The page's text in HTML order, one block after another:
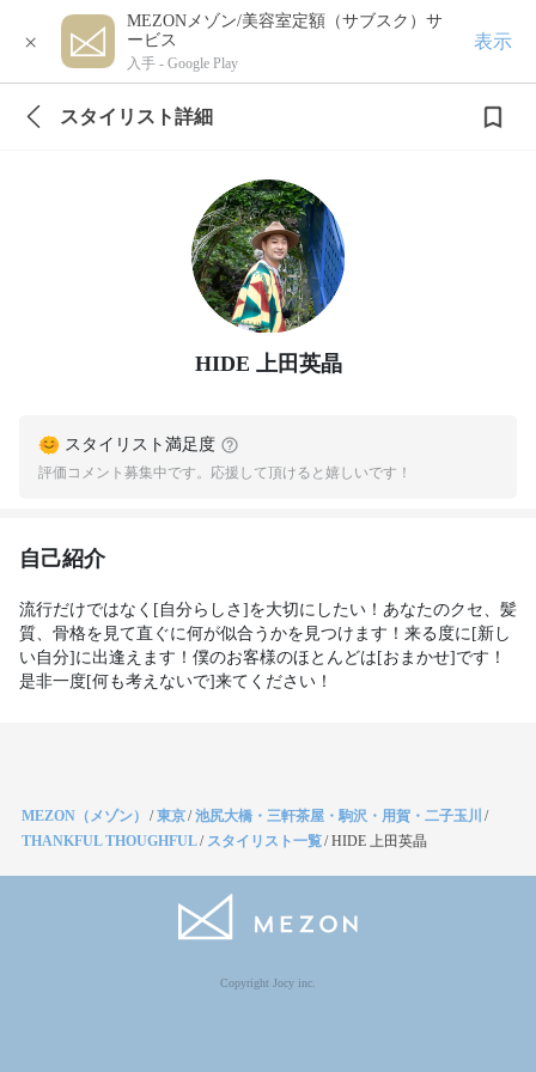
×
MEZONメゾン/美容室定額（サブスク）サ
ービス
入手 - Google Play
表示
スタイリスト詳細
HIDE 上田英晶
スタイリスト満足度
評価コメント募集中です。応援して頂けると嬉しいです！
自己紹介
流行だけではなく[自分らしさ]を大切にしたい！あなたのクセ、髪
質、骨格を見て直ぐに何が似合うかを見つけます！来る度に[新し
い自分]に出逢えます！僕のお客様のほとんどは[おまかせ]です！
是非一度[何も考えないで]来てください！
MEZON（メゾン） /東京/池尻大橋・三軒茶屋・駒沢・用賀・二子玉川 /
THANKFUL THOUGHFUL/ スタイリスト一覧/HIDE 上田英晶
Copyright Jocy inc.